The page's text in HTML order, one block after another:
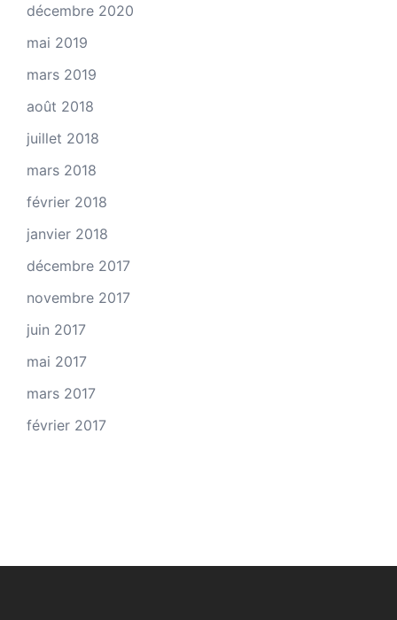
décembre 2020
mai 2019
mars 2019
août 2018
juillet 2018
mars 2018
février 2018
janvier 2018
décembre 2017
novembre 2017
juin 2017
mai 2017
mars 2017
février 2017